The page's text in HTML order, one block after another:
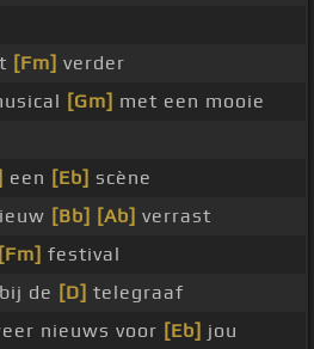
[Fm] verder
[Gm] met een mooie
een [Eb] scène
[Bb] [Ab] verrast
[Fm] festival
de [D] telegraaf
nieuws voor [Eb] jou